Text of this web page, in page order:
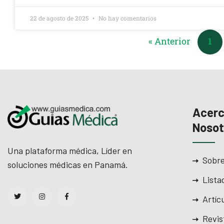
22 de agosto de 2025 No hay comentarios
« Anterior 1
Una plataforma médica, Líder en
soluciones médicas en Panamá.